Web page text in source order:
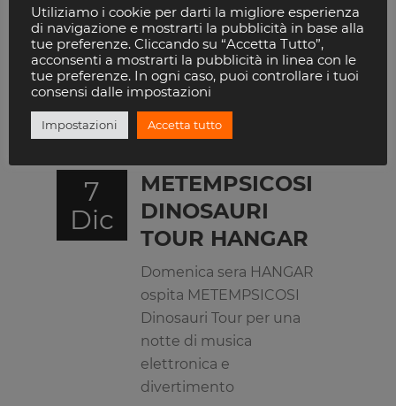
Vivi la notte di
Capodanno al Hangar di
Foligno con Sparkle and
Show musica
performance e ospiti
speciali
7
Dic
METEMPSICOSI
DINOSAURI
TOUR HANGAR
Domenica sera HANGAR
ospita METEMPSICOSI
Dinosauri Tour per una
notte di musica
elettronica e
divertimento
Utiliziamo i cookie per darti la migliore esperienza
di navigazione e mostrarti la pubblicità in base alla
tue preferenze. Cliccando su “Accetta Tutto”,
acconsenti a mostrarti la pubblicità in linea con le
tue preferenze. In ogni caso, puoi controllare i tuoi
consensi dalle impostazioni
Impostazioni Accetta tutto